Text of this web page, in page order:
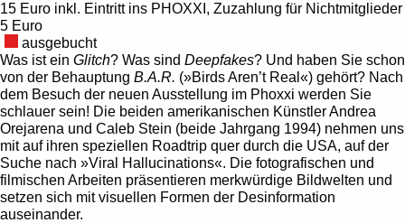
15 Euro inkl. Eintritt ins PHOXXI, Zuzahlung für Nichtmitglieder
5 Euro
ausgebucht
Was ist ein Glitch? Was sind Deepfakes? Und haben Sie schon
von der Behauptung B.A.R. (»Birds Aren’t Real«) gehört? Nach
dem Besuch der neuen Ausstellung im Phoxxi werden Sie
schlauer sein! Die beiden amerikanischen Künstler Andrea
Orejarena und Caleb Stein (beide Jahrgang 1994) nehmen uns
mit auf ihren speziellen Roadtrip quer durch die USA, auf der
Suche nach »Viral Hallucinations«. Die fotografischen und
filmischen Arbeiten präsentieren merkwürdige Bildwelten und
setzen sich mit visuellen Formen der Desinformation
auseinander.